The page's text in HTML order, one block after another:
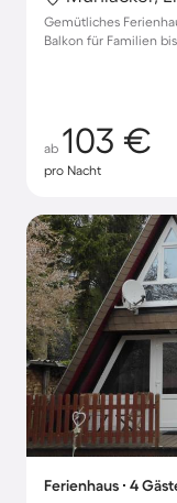
Gemütliches
Balkon für Familien
ab 103 €
pro Nacht
Ferienhaus ∙ 4